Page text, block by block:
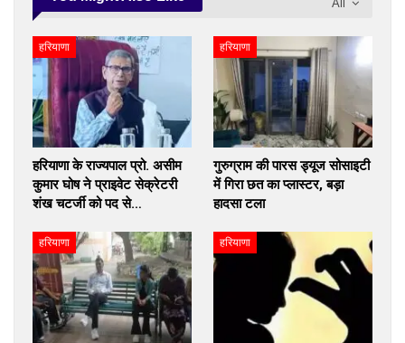
All
हरियाणा
हरियाणा के राज्यपाल प्रो. असीम
कुमार घोष ने प्राइवेट सेक्रेटरी
शंख चटर्जी को पद से…
हरियाणा
गुरुग्राम की पारस ड्यूज सोसाइटी
में गिरा छत का प्लास्टर, बड़ा
हादसा टला
हरियाणा हरियाणा